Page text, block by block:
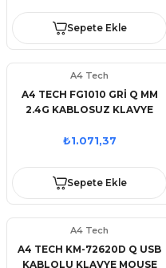
Sepete Ekle
A4 Tech
A4 TECH FG1010 GRİ Q MM
2.4G KABLOSUZ KLAVYE
₺1.071,37
Sepete Ekle
A4 Tech
A4 TECH KM-72620D Q USB
KABLOLU KLAVYE MOUSE